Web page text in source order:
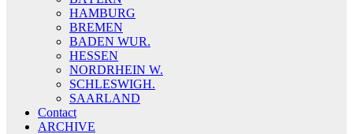
HAMBURG
BREMEN
BADEN WUR.
HESSEN
NORDRHEIN W.
SCHLESWIGH.
SAARLAND
Contact
ARCHIVE